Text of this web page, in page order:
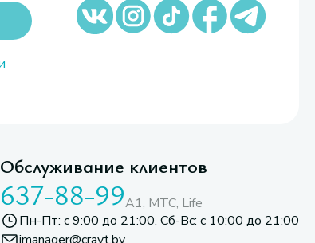
Обслуживание клиентов
637-88-99A1, МТС, Life
Пн-Пт: с 9:00 до 21:00. Сб-Вс: с 10:00 до 21:00
imanager@cravt.by